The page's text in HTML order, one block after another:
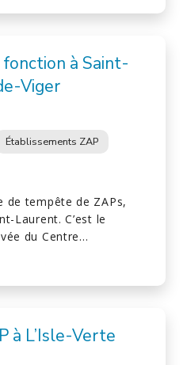
à Saint-
Viger
Établissements ZAP
de tempête de ZAPs,
Laurent. C’est le
du Centre…
à L’Isle-Verte